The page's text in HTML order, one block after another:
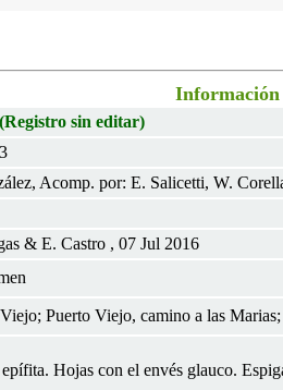
Información
(Registro sin editar)
Acomp. por: E. Salicetti, W.
& E. Castro , 07 Jul 2016
Puerto Viejo, camino a las
Hojas con el envés glauco.